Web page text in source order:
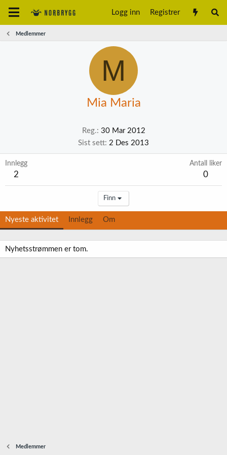
Logg inn Registrer
Medlemmer
M
Mia Maria
Reg. 30 Mar 2012
Sist sett 2 Des 2013
Innlegg
2
Antall liker
0
Finn
Nyeste aktivitet Innlegg Om
Nyhetsstrømmen er tom.
Medlemmer